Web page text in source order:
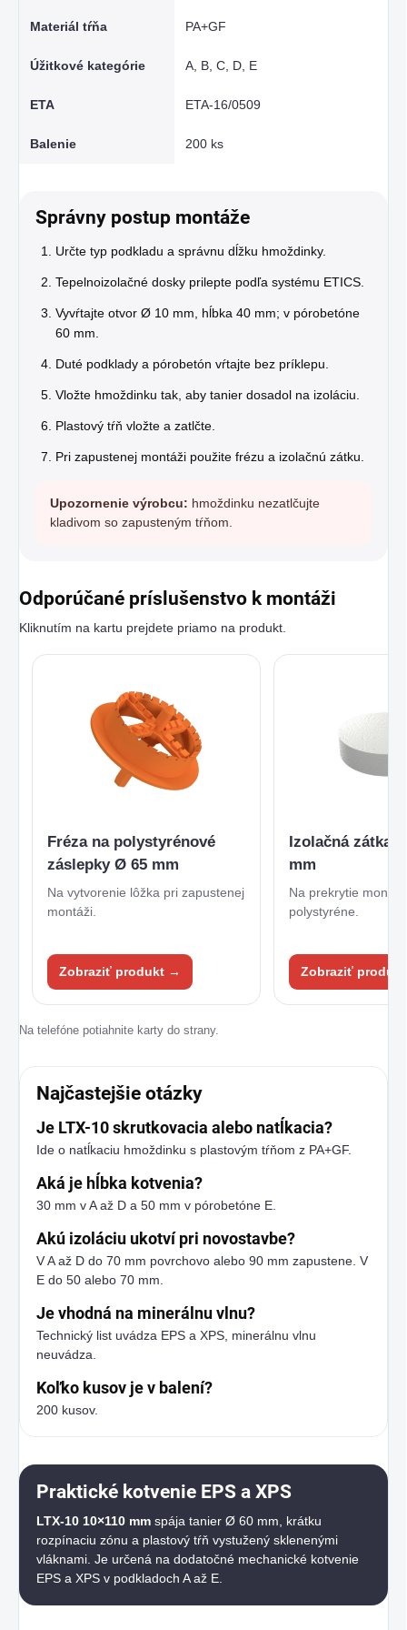
Materiál tŕňa PA+GF
Úžitkové kategórie A, B, C, D, E
ETA ETA-16/0509
Balenie 200 ks
Správny postup montáže
Určte typ podkladu a správnu dĺžku hmoždinky.
Tepelnoizolačné dosky prilepte podľa systému ETICS.
Vyvŕtajte otvor Ø 10 mm, hĺbka 40 mm; v pórobetóne
60 mm.
Duté podklady a pórobetón vŕtajte bez príklepu.
Vložte hmoždinku tak, aby tanier dosadol na izoláciu.
Plastový tŕň vložte a zatlčte.
Pri zapustenej montáži použite frézu a izolačnú zátku.
Upozornenie výrobcu: hmoždinku nezatlčujte
kladivom so zapusteným tŕňom.
Odporúčané príslušenstvo k montáži
Kliknutím na kartu prejdete priamo na produkt.
Fréza na polystyrénové
záslepky Ø 65 mm
Na vytvorenie lôžka pri zapustenej
montáži.
Zobraziť produkt →
Izolačná zátka
mm
Na prekrytie
polystyréne.
Zobraziť
Na telefóne potiahnite karty do strany.
Najčastejšie otázky
Je LTX-10 skrutkovacia alebo natĺkacia?
Ide o natĺkaciu hmoždinku s plastovým tŕňom z PA+GF.
Aká je hĺbka kotvenia?
30 mm v A až D a 50 mm v pórobetóne E.
Akú izoláciu ukotví pri novostavbe?
V A až D do 70 mm povrchovo alebo 90 mm zapustene. V
E do 50 alebo 70 mm.
Je vhodná na minerálnu vlnu?
Technický list uvádza EPS a XPS, minerálnu vlnu
neuvádza.
Koľko kusov je v balení?
200 kusov.
Praktické kotvenie EPS a XPS
LTX-10 10×110 mm spája tanier Ø 60 mm, krátku
rozpínaciu zónu a plastový tŕň vystužený sklenenými
vláknami. Je určená na dodatočné mechanické kotvenie
EPS a XPS v podkladoch A až E.